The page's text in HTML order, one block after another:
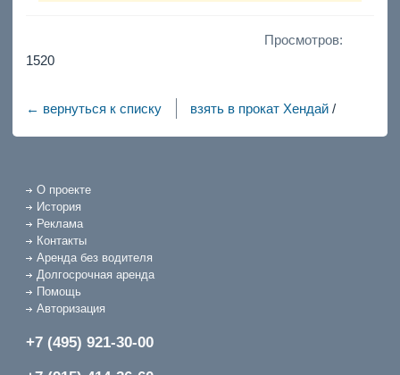
Просмотров:
1520
← вернуться к списку взять в прокат Хендай /
О проекте
История
Реклама
Контакты
Аренда без водителя
Долгосрочная аренда
Помощь
Авторизация
+7 (495) 921-30-00